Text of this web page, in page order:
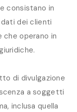
consistano in
dei clienti
che operano in
di divulgazione
a soggetti
inclusa quella